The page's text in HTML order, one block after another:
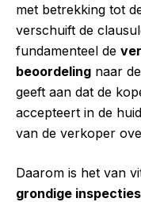
met betrekking tot
verschuift de
fundamenteel de
beoordeling naar
geeft aan dat de
accepteert in de
van de verkoper
Daarom is het van
grondige inspecties